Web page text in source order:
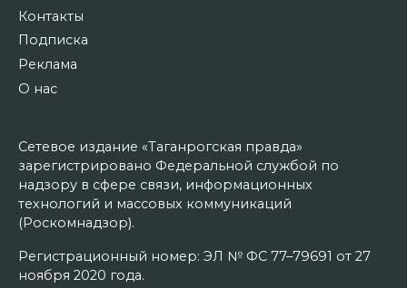
Контакты
Подписка
Реклама
О нас
Сетевое издание «Таганрогская правда»
зарегистрировано Федеральной службой по
надзору в сфере связи, информационных
технологий и массовых коммуникаций
(Роскомнадзор).
Регистрационный номер: ЭЛ № ФС 77–79691 от 27
ноября 2020 года.